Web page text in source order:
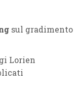
sul gradimento
Lorien